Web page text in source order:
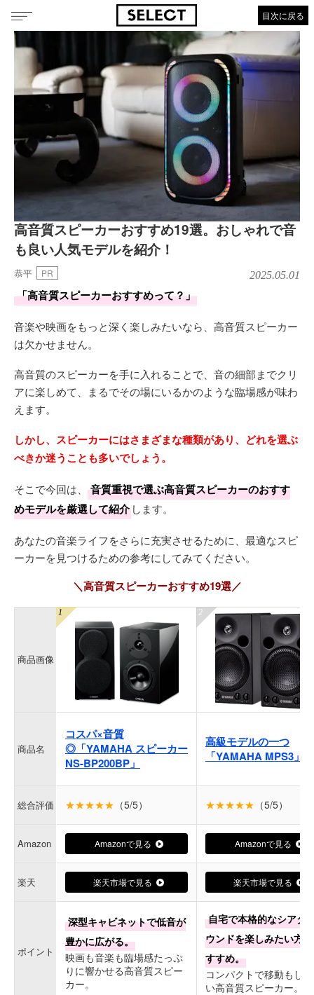
目次に戻る
高音質スピーカーおすすめ19選。おしゃれで音
も良い人気モデルを紹介！
恭平 PR 2025.05.01
「高音質スピーカーおすすめって？」
音楽や映画をもっと深く楽しみたいなら、高音質スピーカー
は欠かせません。
高音質のスピーカーを手に入れることで、音の細部までクリ
アに楽しめて、まるでその場にいるかのような臨場感が味わ
えます。
しかし、スピーカーにはさまざまな種類があり、どれを選ぶ
べきか迷うことも多いでしょう。
そこで今回は、
音質重視で選ぶ高音質スピーカーのおすす
めモデルを厳選して紹介 します。
あなたの音楽ライフをさらに充実させるために、最適なスピ
ーカーを見つけるための参考にしてみてください。
＼高音質スピーカーおすすめ19選／
商品画像
商品名
コスパ×音質
◎「YAMAHA スピーカー
NS-BP200BP」
高級モデルの一つ
「YAMAHA MPS3」
総合評価 ★★★★★ （5/5） ★★★★★ （5/5）
Amazon Amazonで見る Amazonで見る
楽天 楽天市場で見る 楽天市場で見る
ポイント
深型キャビネットで低音が
豊かに広がる。
映画も音楽も臨場感たっぷ
りに響かせる高音質スピー
カー。
自宅で本格的なシアタ
ウンドを楽しみたい方
すすめ。
コンパクトで移動もし
い高音質スピーカー。